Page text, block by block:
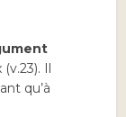
Il
qu’à